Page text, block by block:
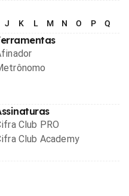
J K L M N O P Q
Club PRO
Club Academy